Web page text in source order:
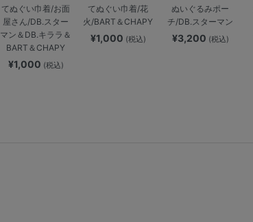
てぬぐい巾着/お面
屋さん/DB.スター
マン＆DB.キララ＆
BART＆CHAPY
¥1,000 (税込)
てぬぐい巾着/花
火/BART＆CHAPY
¥1,000 (税込)
ぬいぐるみポー
チ/DB.スターマン
¥3,200 (税込)